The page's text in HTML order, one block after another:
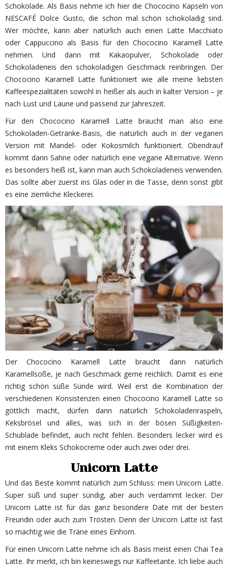
Schokolade. Als Basis nehme ich hier die Chococino Kapseln von
NESCAFÉ Dolce Gusto, die schon mal schön schokoladig sind.
Wer möchte, kann aber natürlich auch einen Latte Macchiato
oder Cappuccino als Basis für den Chococino Karamell Latte
nehmen. Und dann mit Kakaopulver, Schokolade oder
Schokoladeneis den schokoladigen Geschmack reinbringen. Der
Chococino Karamell Latte funktioniert wie alle meine liebsten
Kaffeespezialitäten sowohl in heißer als auch in kalter Version – je
nach Lust und Laune und passend zur Jahreszeit.
Für den Chococino Karamell Latte braucht man also eine
Schokoladen-Getränke-Basis, die natürlich auch in der veganen
Version mit Mandel- oder Kokosmilch funktioniert. Obendrauf
kommt dann Sahne oder natürlich eine vegane Alternative. Wenn
es besonders heiß ist, kann man auch Schokoladeneis verwenden.
Das sollte aber zuerst ins Glas oder in die Tasse, denn sonst gibt
es eine ziemliche Kleckerei.
Der Chococino Karamell Latte braucht dann natürlich
Karamellsoße, je nach Geschmack gerne reichlich. Damit es eine
richtig schön süße Sünde wird. Weil erst die Kombination der
verschiedenen Konsistenzen einen Chococino Karamell Latte so
göttlich macht, dürfen dann natürlich Schokoladenraspeln,
Keksbrösel und alles, was sich in der bösen Süßigkeiten-
Schublade befindet, auch nicht fehlen. Besonders lecker wird es
mit einem Kleks Schokocreme oder auch zwei oder drei.
Unicorn Latte
Und das Beste kommt natürlich zum Schluss: mein Unicorn Latte.
Super süß und super sündig, aber auch verdammt lecker. Der
Unicorn Latte ist für das ganz besondere Date mit der besten
Freundin oder auch zum Trösten. Denn der Unicorn Latte ist fast
so mächtig wie die Träne eines Einhorn.
Für einen Unicorn Latte nehme ich als Basis meist einen Chai Tea
Latte. Ihr merkt, ich bin keineswegs nur Kaffeetante. Ich liebe auch